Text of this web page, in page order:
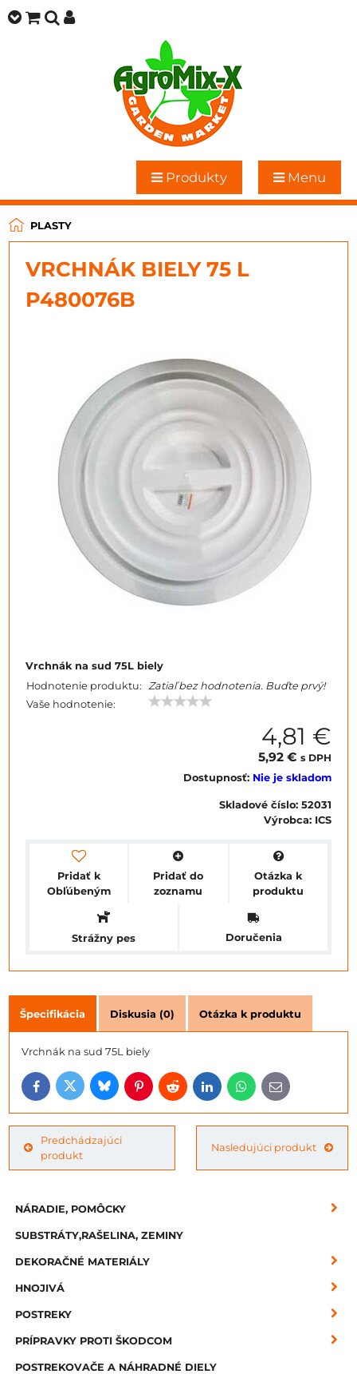
Produkty Menu
PLASTY
VRCHNÁK BIELY 75 L
P480076B
Vrchnák na sud 75L biely
Hodnotenie produktu: Zatiaľ bez hodnotenia. Buďte prvý!
Vaše hodnotenie:
4,81 €
5,92 € s DPH
Dostupnosť: Nie je skladom
Skladové číslo: 52031
Výrobca: ICS
Pridať k
Obľúbeným
Pridať do
zoznamu
Otázka k
produktu
Strážny pes Doručenia
Špecifikácia Diskusia (0) Otázka k produktu
Vrchnák na sud 75L biely
FacebookTwitterBlueskyPinterestRedditLinkedInWhatsApp
E-
mail
Predchádzajúci
produkt
Nasledujúci produkt
NÁRADIE, POMÔCKY
SUBSTRÁTY,RAŠELINA, ZEMINY
DEKORAČNÉ MATERIÁLY
HNOJIVÁ
POSTREKY
PRÍPRAVKY PROTI ŠKODCOM
POSTREKOVAČE A NÁHRADNÉ DIELY